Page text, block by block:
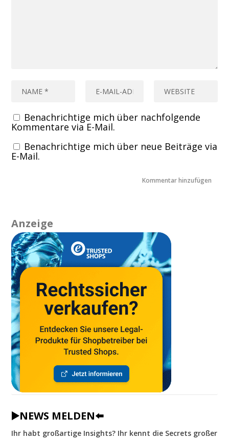
Benachrichtige mich über nachfolgende
Kommentare via E-Mail.
Benachrichtige mich über neue Beiträge via
E-Mail.
Anzeige
▶️NEWS MELDEN⬅️
Ihr habt großartige Insights? Ihr kennt die Secrets großer